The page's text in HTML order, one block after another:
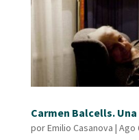
Carmen Balcells.
porEmilio Casanova | Ago